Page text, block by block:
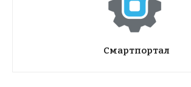
Смартпортал